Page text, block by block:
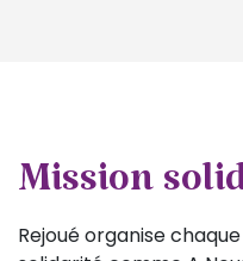
Mission
Rejoué organise